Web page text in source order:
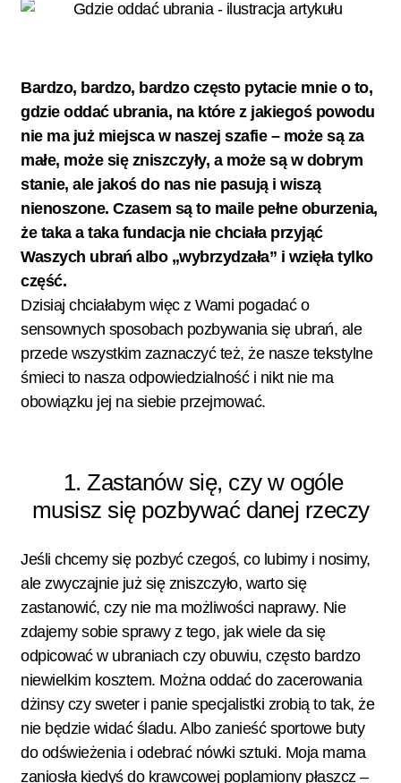
Bardzo, bardzo, bardzo często pytacie mnie o to,
gdzie oddać ubrania, na które z jakiegoś powodu
nie ma już miejsca w naszej szafie – może są za
małe, może się zniszczyły, a może są w dobrym
stanie, ale jakoś do nas nie pasują i wiszą
nienoszone. Czasem są to maile pełne oburzenia,
że taka a taka fundacja nie chciała przyjąć
Waszych ubrań albo „wybrzydzała” i wzięła tylko
część.
Dzisiaj chciałabym więc z Wami pogadać o
sensownych sposobach pozbywania się ubrań, ale
przede wszystkim zaznaczyć też, że nasze tekstylne
śmieci to nasza odpowiedzialność i nikt nie ma
obowiązku jej na siebie przejmować.
1. Zastanów się, czy w ogóle
musisz się pozbywać danej rzeczy
Jeśli chcemy się pozbyć czegoś, co lubimy i nosimy,
ale zwyczajnie już się zniszczyło, warto się
zastanowić, czy nie ma możliwości naprawy. Nie
zdajemy sobie sprawy z tego, jak wiele da się
odpicować w ubraniach czy obuwiu, często bardzo
niewielkim kosztem. Można oddać do zacerowania
dżinsy czy sweter i panie specjalistki zrobią to tak, że
nie będzie widać śladu. Albo zanieść sportowe buty
do odświeżenia i odebrać nówki sztuki. Moja mama
zaniosła kiedyś do krawcowej poplamiony płaszcz –